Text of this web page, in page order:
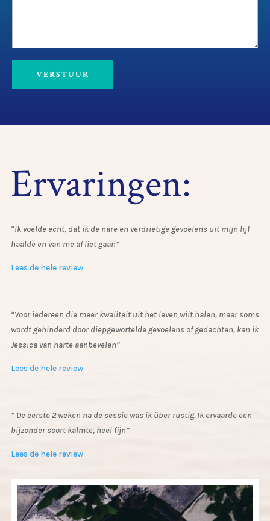
Ervaringen:
“Ik voelde echt, dat ik de nare en verdrietige gevoelens uit mijn lijf
haalde en van me af liet gaan”
Lees de hele review
“Voor iedereen die meer kwaliteit uit het leven wilt halen, maar soms
wordt gehinderd door diepgewortelde gevoelens of gedachten, kan ik
Jessica van harte aanbevelen”
Lees de hele review
” De eerste 2 weken na de sessie was ik über rustig. Ik ervaarde een
bijzonder soort kalmte, heel fijn”
Lees de hele review